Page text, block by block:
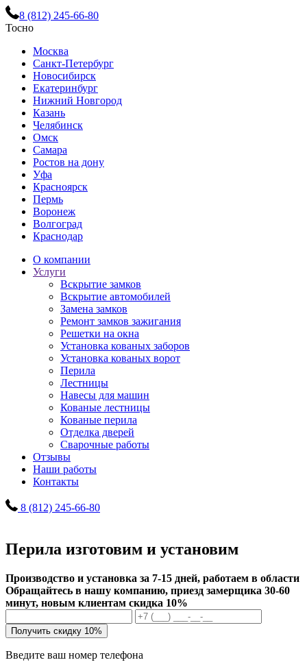
8 (812) 245-66-80
Тосно
Москва
Санкт-Петербург
Новосибирск
Екатеринбург
Нижний Новгород
Казань
Челябинск
Омск
Самара
Ростов на дону
Уфа
Красноярск
Пермь
Воронеж
Волгоград
Краснодар
О компании
Услуги
Вскрытие замков
Вскрытие автомобилей
Замена замков
Ремонт замков зажигания
Решетки на окна
Установка кованых заборов
Установка кованых ворот
Перила
Лестницы
Навесы для машин
Кованые лестницы
Кованые перила
Отделка дверей
Сварочные работы
Отзывы
Наши работы
Контакты
8 (812) 245-66-80
Перила изготовим и установим
Производство и установка за 7-15 дней, работаем в области
Обращайтесь в нашу компанию, приезд замерщика 30-60
минут, новым клиентам скидка 10%
Получить скидку 10%
Введите ваш номер телефона